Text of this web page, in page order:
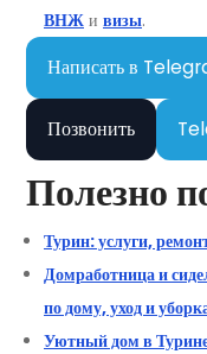
ВНЖ и визы.
Написать в
Позвонить
Полезно
Турин: услуги,
Домработница и
по дому, уход и
Уютный дом в